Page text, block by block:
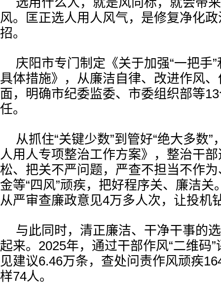
风。匡正选人用人风气，是修复净化
招。
庆阳市专门制定《关于加强“一把手
具体措施》，从廉洁自律、改进作风
面，明确市纪委监委、市委组织部等
任。
从抓住“关键少数”到管好“绝大多数
人用人专项整治工作方案》，整治干
松、把关不严问题，严查不担当不作
金等“四风”顽疾，把好程序关、廉洁关
从严审查廉政意见4万多人次，让投机
与此同时，清正廉洁、干净干事的
起来。2025年，通过干部作风“二维码
见建议6.46万条，查处问责作风顽疾
样74人。